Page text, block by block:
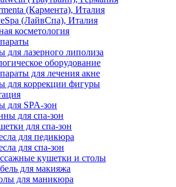
(Кармента), Италия
(ЛайвСпа), Италия
косметология
для лазерного липолиза
оборудование
для лечения акне
для коррекции фигуры
для SPA-зон
для спа-зон
для спа-зон
для педикюра
для спа-зон
кушетки и столы
для макияжа
для маникюра